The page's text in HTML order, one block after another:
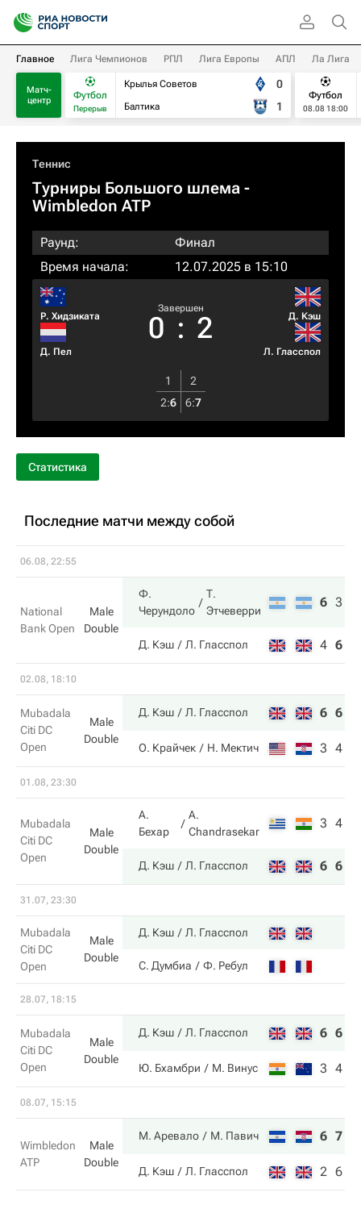
Главное Лига Чемпионов РПЛ Лига Европы АПЛ Ла Лига
Матч-
центр
Футбол
Перерыв
Крылья Советов
Балтика
0
1
Футбол
08.08 18:00
Теннис
Турниры Большого шлема -
Wimbledon ATP
Раунд:
Финал
Время начала:
12.07.2025 в 15:10
Р. Хидзиката
Д. Пел
Завершен
0 : 2 Д. Кэш
Л. Гласспол
1
2
2:6 6:7
Статистика
Последние матчи между собой
06.08, 22:55
National
Bank Open
Male
Double
Ф.
Черундоло
Т.
Этчеверри
6 3
Д. Кэш Л. Гласспол 4 6
02.08, 18:10
Mubadala
Citi DC
Open
Male
Double
Д. Кэш Л. Гласспол 6 6
О. Крайчек Н. Мектич 3 4
01.08, 23:30
Mubadala
Citi DC
Open
Male
Double
А.
Бехар
A.
Chandrasekar
3 4
Д. Кэш Л. Гласспол 6 6
31.07, 23:30
Mubadala
Citi DC
Open
Male
Double
Д. Кэш Л. Гласспол
С. Думбиа Ф. Ребул
28.07, 18:15
Mubadala
Citi DC
Open
Male
Double
Д. Кэш Л. Гласспол 6 6
Ю. Бхамбри М. Винус 3 4
08.07, 15:15
Wimbledon
ATP
Male
Double
М. Аревало М. Павич 6 7
Д. Кэш Л. Гласспол 2 6